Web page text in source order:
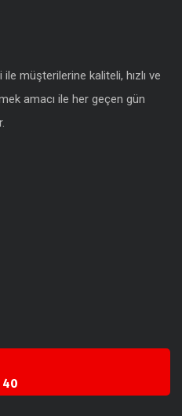
müşterilerine kaliteli, hızlı ve
amacı ile her geçen gün
40